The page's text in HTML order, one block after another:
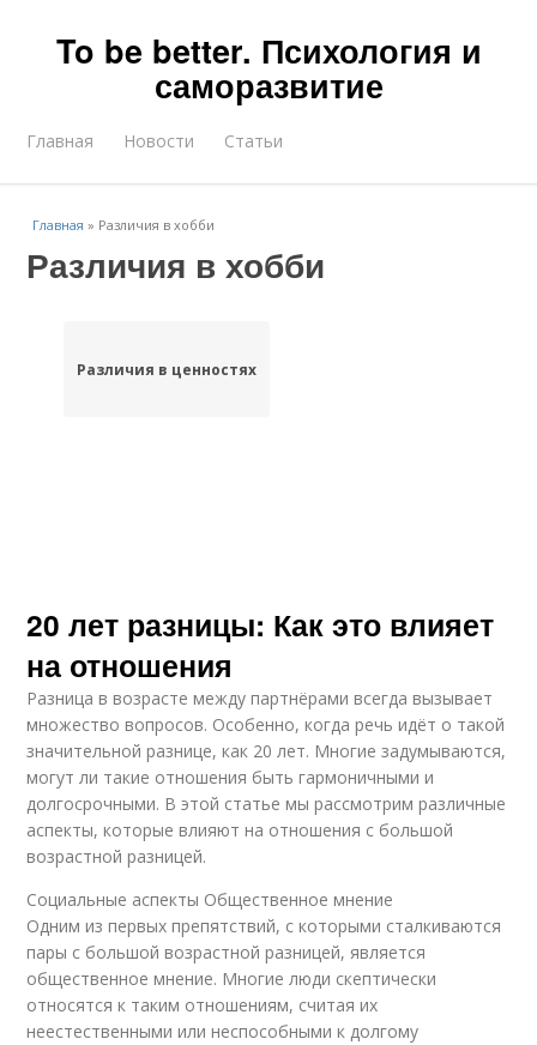
To be better. Психология и
саморазвитие
Главная Новости Статьи
Главная » Различия в хобби
Различия в хобби
Различия в ценностях
20 лет разницы: Как это влияет
на отношения
Разница в возрасте между партнёрами всегда вызывает
множество вопросов. Особенно, когда речь идёт о такой
значительной разнице, как 20 лет. Многие задумываются,
могут ли такие отношения быть гармоничными и
долгосрочными. В этой статье мы рассмотрим различные
аспекты, которые влияют на отношения с большой
возрастной разницей.
Социальные аспекты Общественное мнение
Одним из первых препятствий, с которыми сталкиваются
пары с большой возрастной разницей, является
общественное мнение. Многие люди скептически
относятся к таким отношениям, считая их
неестественными или неспособными к долгому